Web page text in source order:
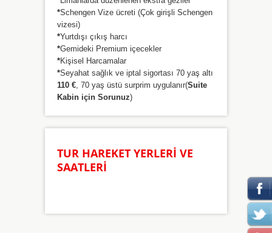
*Schengen Vize ücreti (Çok girişli Schengen
vizesi)
*Yurtdışı çıkış harcı
*Gemideki Premium içecekler
*Kişisel Harcamalar
*Seyahat sağlık ve iptal sigortası 70 yaş altı
110 € , 70 yaş üstü surprim uygulanır(Suite
Kabin için Sorunuz)
TUR HAREKET YERLERİ VE
SAATLERİ